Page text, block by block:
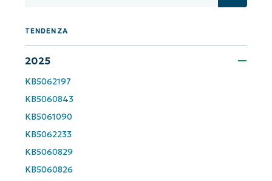
TENDENZA
2025
KB5062197
KB5060843
KB5061090
KB5062233
KB5060829
KB5060826
name*
email*
Phone
number*
Paese
Company